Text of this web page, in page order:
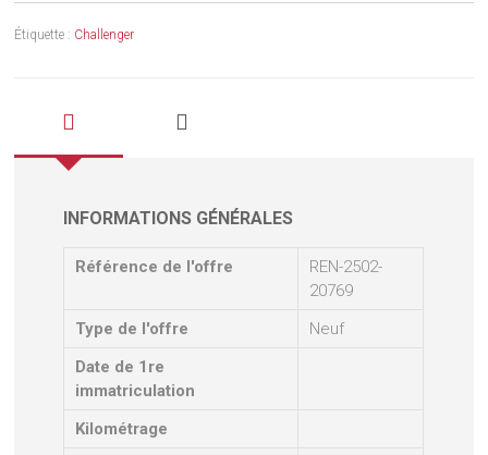
Étiquette : Challenger
INFORMATIONS GÉNÉRALES
Référence de l'offre
REN-2502-
20769
Type de l'offre
Neuf
Date de 1re
immatriculation
Kilométrage